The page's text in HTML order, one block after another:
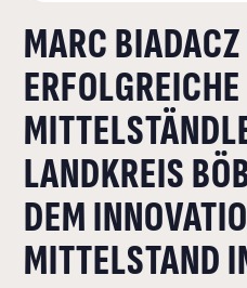
LANDKREIS
DEUTSCHER
MARC
ERFOLGREICHE
LANDKREIS
DEM
MITTELSTAND